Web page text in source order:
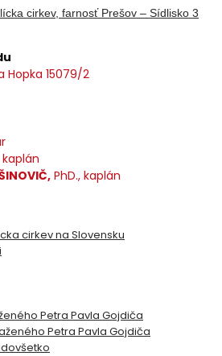
Hopka 15079/2
kaplán
PhD., kaplán
cirkev na Slovensku
Petra Pavla Gojdiča
Petra Pavla Gojdiča